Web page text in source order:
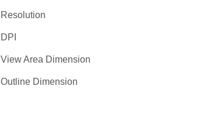
Resolution
DPI
View Area Dimension
Outline Dimension